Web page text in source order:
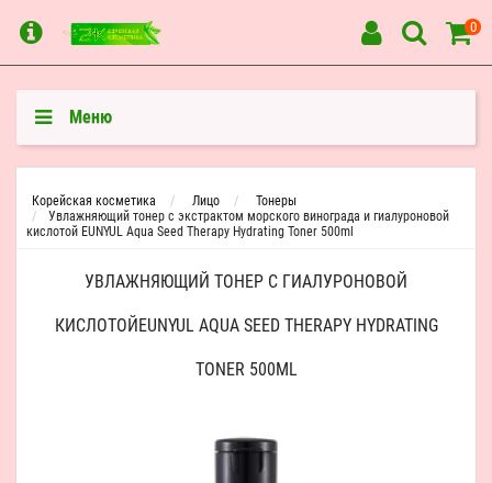
0
Меню
Корейская косметика Лицо
Тонеры
Увлажняющий тонер с экстрактом морского винограда и гиалуроновой
кислотой EUNYUL Aqua Seed Therapy Hydrating Toner 500ml
УВЛАЖНЯЮЩИЙ ТОНЕР С ГИАЛУРОНОВОЙ
КИСЛОТОЙEUNYUL AQUA SEED THERAPY HYDRATING
TONER 500ML